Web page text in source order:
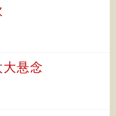
悬念